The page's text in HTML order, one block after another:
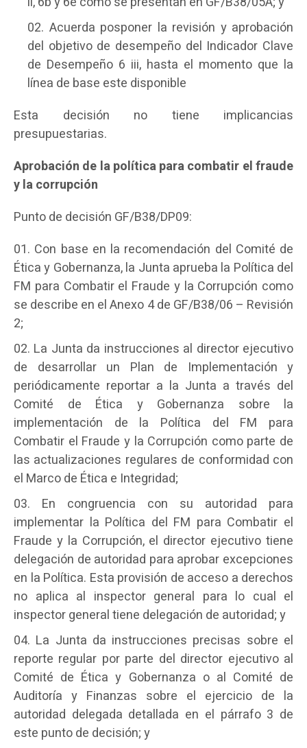
Acuerda posponer la revisión y aprobación
del objetivo de desempeño del Indicador Clave
de Desempeño 6 iii, hasta el momento que la
línea de base este disponible
Esta decisión no tiene implicancias
presupuestarias.
Aprobación de la política para combatir el fraude
y la corrupción
Punto de decisión GF/B38/DP09:
Con base en la recomendación del Comité de
Ética y Gobernanza, la Junta aprueba la Política del
FM para Combatir el Fraude y la Corrupción como
se describe en el Anexo 4 de GF/B38/06 – Revisión
2;
La Junta da instrucciones al director ejecutivo
de desarrollar un Plan de Implementación y
periódicamente reportar a la Junta a través del
Comité de Ética y Gobernanza sobre la
implementación de la Política del FM para
Combatir el Fraude y la Corrupción como parte de
las actualizaciones regulares de conformidad con
el Marco de Ética e Integridad;
En congruencia con su autoridad para
implementar la Política del FM para Combatir el
Fraude y la Corrupción, el director ejecutivo tiene
delegación de autoridad para aprobar excepciones
en la Política. Esta provisión de acceso a derechos
no aplica al inspector general para lo cual el
inspector general tiene delegación de autoridad; y
La Junta da instrucciones precisas sobre el
reporte regular por parte del director ejecutivo al
Comité de Ética y Gobernanza o al Comité de
Auditoría y Finanzas sobre el ejercicio de la
autoridad delegada detallada en el párrafo 3 de
este punto de decisión; y